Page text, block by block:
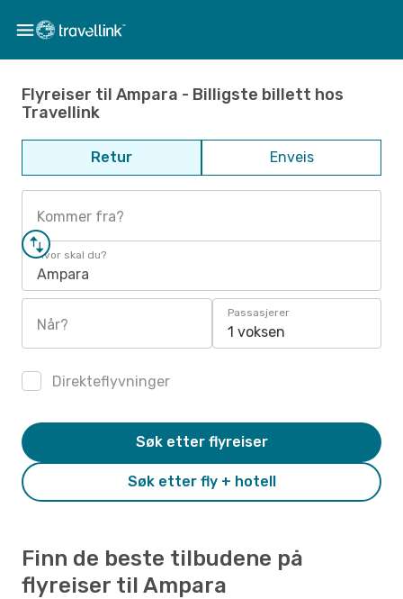
Flyreiser til Ampara - Billigste billett hos
Travellink
Retur Enveis
Kommer fra?
Hvor skal du?
Ampara
Når?
Passasjerer
1 voksen
Direkteflyvninger
Søk etter fly + hotell
Søk etter flyreiser
Finn de beste tilbudene på
flyreiser til Ampara